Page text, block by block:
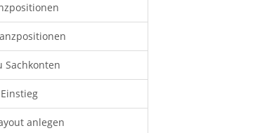
Sachkonten
anlegen